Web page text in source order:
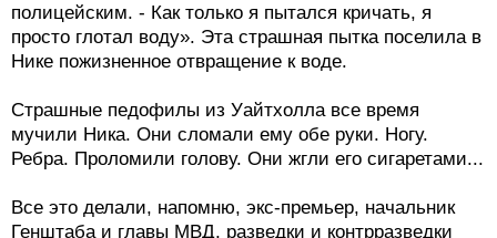
полицейским. - Как только я пытался кричать, я
просто глотал воду». Эта страшная пытка поселила в
Нике пожизненное отвращение к воде.
Страшные педофилы из Уайтхолла все время
мучили Ника. Они сломали ему обе руки. Ногу.
Ребра. Проломили голову. Они жгли его сигаретами...
Все это делали, напомню, экс-премьер, начальник
Генштаба и главы МВД, разведки и контрразведки